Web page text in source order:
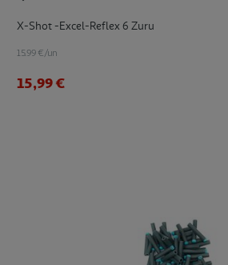
X-Shot -excel-Reflex 6 Zuru
15.99 €/un
15,99 €